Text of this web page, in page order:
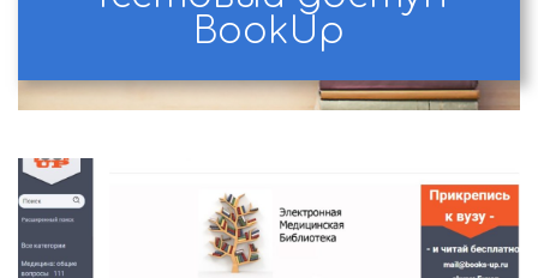
BookUp